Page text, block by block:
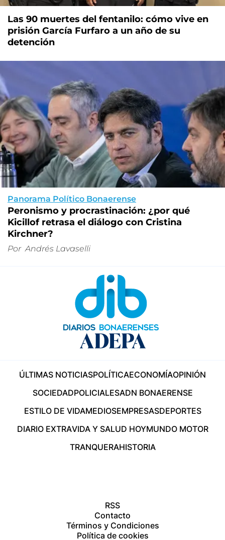
Las 90 muertes del fentanilo: cómo vive en
prisión García Furfaro a un año de su
detención
Panorama Político Bonaerense
Peronismo y procrastinación: ¿por qué
Kicillof retrasa el diálogo con Cristina
Kirchner?
Por Andrés Lavaselli
ÚLTIMAS NOTICIASPOLÍTICAECONOMÍAOPINIÓN
SOCIEDADPOLICIALESADN BONAERENSE
ESTILO DE VIDAMEDIOSEMPRESASDEPORTES
DIARIO EXTRAVIDA Y SALUD HOYMUNDO MOTOR
TRANQUERAHISTORIA
RSS
Contacto
Términos y Condiciones
Política de cookies